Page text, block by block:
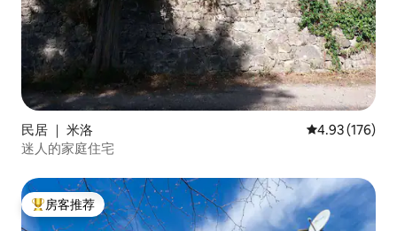
民居 ｜ 米洛 平均评分 4.93
4.93 (176)
迷人的家庭住宅
热门「房客推荐」
房客推荐